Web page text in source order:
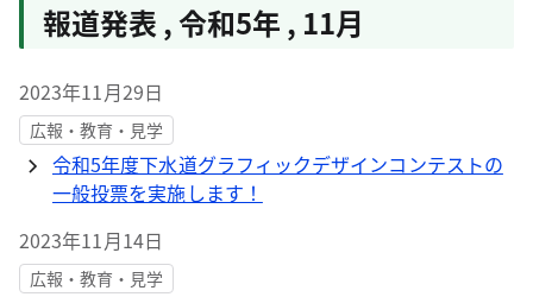
報道発表 ,令和5年 , 11月
2023年11月29日
広報・教育・見学
令和5年度下水道グラフィックデザインコンテストの
一般投票を実施します！
2023年11月14日
広報・教育・見学